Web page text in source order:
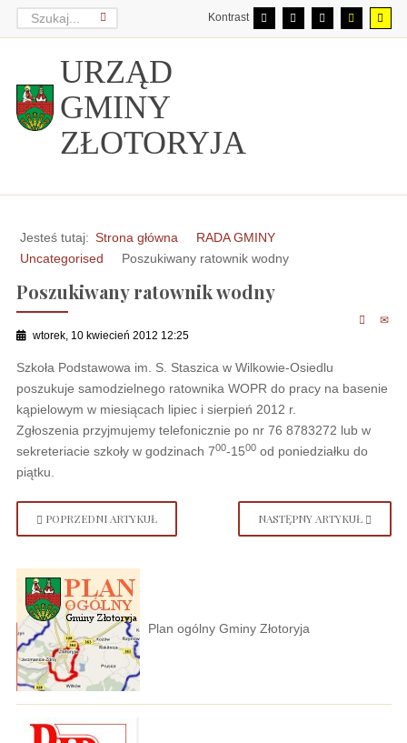
Kontrast
URZĄD
GMINY
ZŁOTORYJA
Jesteś tutaj: Strona główna
RADA GMINY
Uncategorised
Poszukiwany ratownik wodny
Poszukiwany ratownik wodny
wtorek, 10 kwiecień 2012 12:25
Szkoła Podstawowa im. S. Staszica w Wilkowie-Osiedlu
poszukuje samodzielnego ratownika WOPR do pracy na basenie
kąpielowym w miesiącach lipiec i sierpień 2012 r.
Zgłoszenia przyjmujemy telefonicznie po nr 76 8783272 lub w
sekreteriacie szkoły w godzinach 700-1500od poniedziałku do
piątku.
POPRZEDNI ARTYKUŁ NASTĘPNY ARTYKUŁ
Plan ogólny Gminy Złotoryja